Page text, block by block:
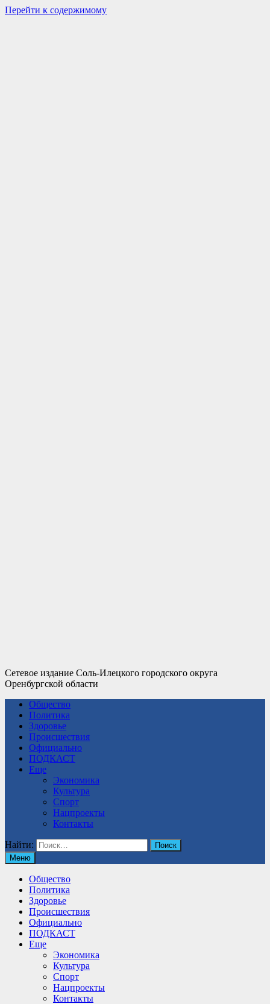
Перейти к содержимому
Сетевое издание Соль-Илецкого городского округа
Оренбургской области
Общество
Политика
Здоровье
Происшествия
Официально
ПОДКАСТ
Еще
Экономика
Культура
Спорт
Нацпроекты
Контакты
Найти:
Меню
Общество
Политика
Здоровье
Происшествия
Официально
ПОДКАСТ
Еще
Экономика
Культура
Спорт
Нацпроекты
Контакты